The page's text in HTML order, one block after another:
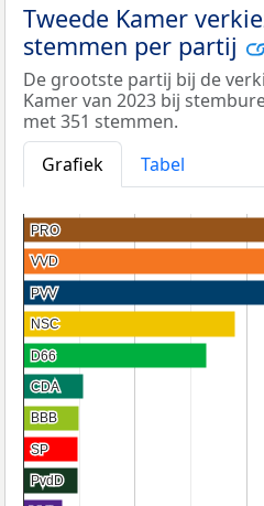
Tweede Kamer
stemmen per partij
De grootste partij bij de
Kamer van 2023 bij
met 351 stemmen.
Grafiek
Tabel
PRO
PRO
VVD
VVD
PVV
PVV
NSC
NSC
D66
D66
CDA
CDA
BBB
BBB
SP
SP
PvdD
PvdD